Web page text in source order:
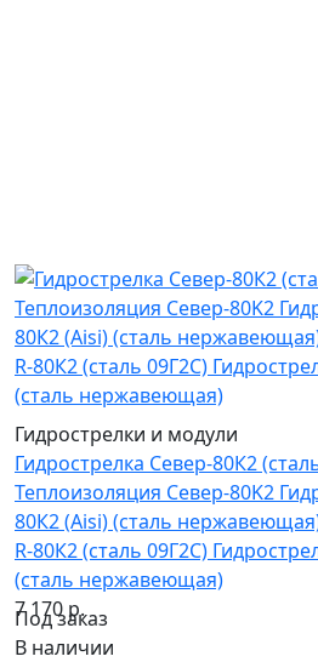
Гидрострелки и модули
Гидрострелка Север-80К2
Теплоизоляция Север-80K2
80К2 (Aisi) (сталь
R-80К2 (сталь 09Г2С)
(сталь нержавеющая)
7 170р.
Под заказ
В наличии